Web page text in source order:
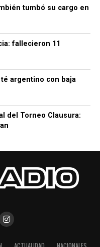
tumbó su cargo en
fallecieron 11
argentino con baja
del Torneo Clausura: